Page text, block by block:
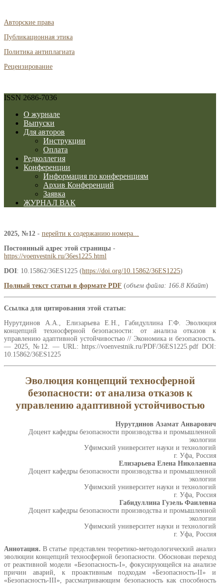
Авторские права
Публикационная этика
Политика антиплагиата
Рецензирование
ISSN 2686-7036
О журнале
Выпуски
Для авторов
Инструкции
Оплата
Редколлегия
Конференции
Информация по конференциям
Архив Конференций
Заявка
ЖУРНАЛ ВАК
2025, №12 - перейти к содержанию номера...
Постоянный адрес этой страницы -
https://voenvestnik.ru/36es1225.html
DOI: 10.15862/36ES1225 (https://doi.org/10.15862/36ES1225)
Полный текст статьи в формате PDF (объем файла: 166.8 Кбайт)
Ссылка для цитирования этой статьи:
Нурутдинов А.А., Елизарьева Е.Н., Габидуллина Г.Ф. Эволюция
концепций техносферной безопасности: от анализа отказов к
управлению адаптивной устойчивостью // Экономика и безопасность.
— 2025, №12. — URL: https://voenvestnik.ru/PDF/36ES1225.pdf DOI:
10.15862/36ES1225
Эволюция концепций техносферной
безопасности: от анализа отказов к
управлению адаптивной устойчивостью
Нурутдинов Азамат Анварович
Доцент кафедры безопасности производства и промышленной
экологии
Уфимский университет науки и технологий
г. Уфа, Россия
Елизарьева Елена Николаевна
Доцент кафедры безопасности производства и промышленной
экологии
Уфимский университет науки и технологий
г. Уфа, Россия
Габидуллина Гузель Фаилевна
Доцент кафедры безопасности производства и промышленной
экологии
Уфимский университет науки и технологий
г. Уфа, Россия
Аннотация. В статье представлен теоретико-методологический анализ
эволюции концепций техносферной безопасности. Обоснован переход
от реактивной модели «Безопасность-I», фокусирующейся на анализе
причин аварий, к проактивным подходам «Безопасность-II» и
«Безопасность-III», рассматривающим безопасность как способность